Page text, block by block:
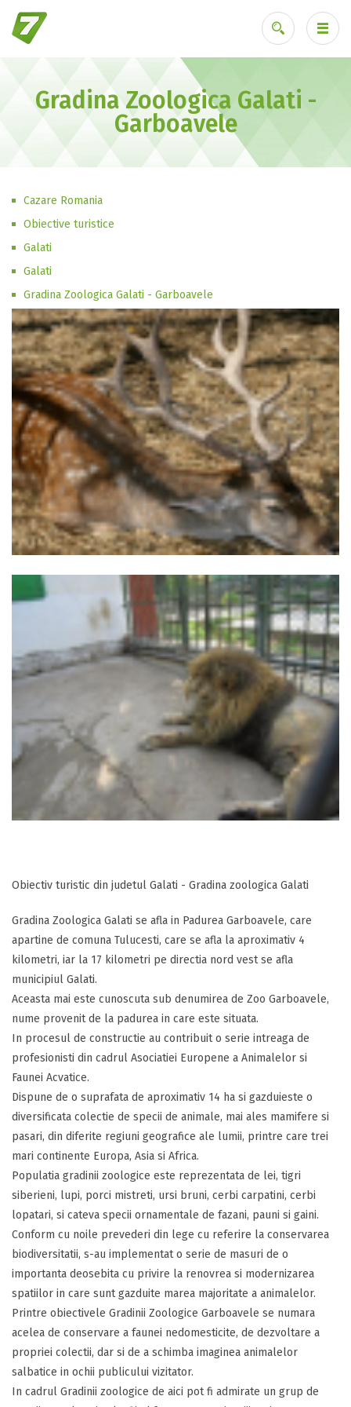
Ai uitat parola?
Gradina Zoologica Galati -
Garboavele
Cazare Romania
Obiective turistice
Galati
Galati
Gradina Zoologica Galati - Garboavele
Obiectiv turistic din judetul Galati - Gradina zoologica Galati
Gradina Zoologica Galati se afla in Padurea Garboavele, care
apartine de comuna Tulucesti, care se afla la aproximativ 4
kilometri, iar la 17 kilometri pe directia nord vest se afla
municipiul Galati.
Aceasta mai este cunoscuta sub denumirea de Zoo Garboavele,
nume provenit de la padurea in care este situata.
In procesul de constructie au contribuit o serie intreaga de
profesionisti din cadrul Asociatiei Europene a Animalelor si
Faunei Acvatice.
Dispune de o suprafata de aproximativ 14 ha si gazduieste o
diversificata colectie de specii de animale, mai ales mamifere si
pasari, din diferite regiuni geografice ale lumii, printre care trei
mari continente Europa, Asia si Africa.
Populatia gradinii zoologice este reprezentata de lei, tigri
siberieni, lupi, porci mistreti, ursi bruni, cerbi carpatini, cerbi
lopatari, si cateva specii ornamentale de fazani, pauni si gaini.
Conform cu noile prevederi din lege cu referire la conservarea
biodiversitatii, s-au implementat o serie de masuri de o
importanta deosebita cu privire la renovrea si modernizarea
spatiilor in care sunt gazduite marea majoritate a animalelor.
Printre obiectivele Gradinii Zoologice Garboavele se numara
acelea de conservare a faunei nedomesticite, de dezvoltare a
propriei colectii, dar si de a schimba imaginea animalelor
salbatice in ochii publicului vizitator.
In cadrul Gradinii zoologice de aici pot fi admirate un grup de